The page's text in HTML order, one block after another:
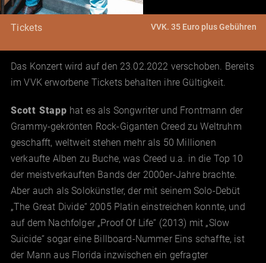
Tickets VVK. 35 Euro plus Gebühren
Das Konzert wird auf den 23.02.2022 verschoben. Bereits
im VVK erworbene Tickets behalten ihre Gültigkeit.
Scott Stapp hat es als Songwriter und Frontmann der
Grammy-gekrönten Rock-Giganten Creed zu Weltruhm
geschafft, weltweit stehen mehr als 50 Millionen
verkaufte Alben zu Buche, was Creed u.a. in die Top 10
der meistverkauften Bands der 2000er-Jahre brachte.
Aber auch als Solokünstler, der mit seinem Solo-Debüt
„The Great Divide“ 2005 Platin einstreichen konnte, und
auf dem Nachfolger „Proof Of Life“ (2013) mit „Slow
Suicide“ sogar eine Billboard-Nummer Eins schaffte, ist
der Mann aus Florida inzwischen ein gefragter